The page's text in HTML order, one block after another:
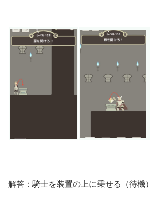
解答：騎士を装置の上に乗せる（待機）